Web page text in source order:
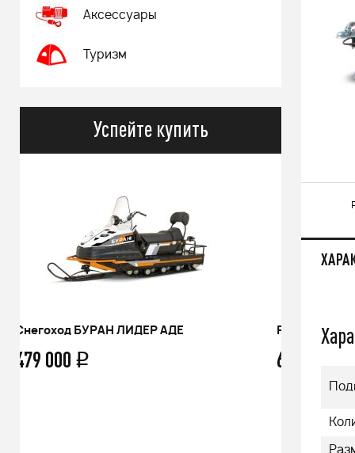
Аксессуары
Туризм
Успейте купить
РИНАЛЬ 2013 черный В/Т 1м
66 500
Костюм